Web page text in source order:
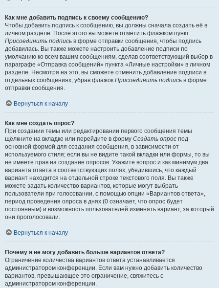
Как мне добавить подпись к своему сообщению?
Чтобы добавить подпись к сообщению, вы должны сначала создать её в
личном разделе. После этого вы можете отметить флажком пункт
Присоединить подпись в форме отправки сообщения, чтобы подпись
добавилась. Вы также можете настроить добавление подписи по
умолчанию ко всем вашим сообщениям, сделав соответствующий выбор в
параграфе «Отправка сообщений» пункта «Личные настройки» в личном
разделе. Несмотря на это, вы сможете отменить добавление подписи в
отдельных сообщениях, убрав флажок Присоединить подпись в форме
отправки сообщения.
Вернуться к началу
Как мне создать опрос?
При создании темы или редактировании первого сообщения темы
щёлкните на вкладке или перейдите в форму Создать опрос под
основной формой для создания сообщения, в зависимости от
используемого стиля; если вы не видите такой вкладки или формы, то вы
не имеете прав на создание опросов. Укажите вопрос и как минимум два
варианта ответа в соответствующих полях, убедившись, что каждый
вариант находится на отдельной строке текстового поля. Вы также
можете задать количество вариантов, которые могут выбрать
пользователи при голосовании, с помощью опции «Вариантов ответа»,
период проведения опроса в днях (0 означает, что опрос будет
постоянным) и возможность пользователей изменять вариант, за который
они проголосовали.
Вернуться к началу
Почему я не могу добавить больше вариантов ответа?
Ограничение количества вариантов ответа устанавливается
администратором конференции. Если вам нужно добавить количество
вариантов, превышающее это ограничение, свяжитесь с
администратором конференции.